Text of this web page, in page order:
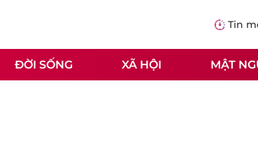
Tin
ĐỜI SỐNG XÃ HỘI MẬT